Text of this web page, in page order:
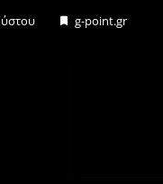
g-point.gr